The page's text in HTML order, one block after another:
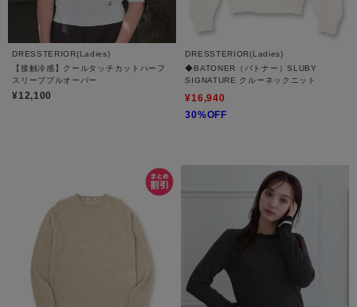
DRESSTERIOR(Ladies)
【接触冷感】クールタッチカットハーフ
スリーブプルオーバー
¥12,100
DRESSTERIOR(Ladies)
◆BATONER（バトナー）SLUBY
SIGNATURE クルーネックニット
¥16,940
30%OFF